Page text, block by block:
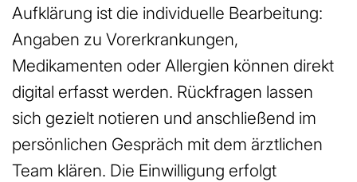
Aufklärung ist die individuelle Bearbeitung:
Angaben zu Vorerkrankungen,
Medikamenten oder Allergien können direkt
digital erfasst werden. Rückfragen lassen
sich gezielt notieren und anschließend im
persönlichen Gespräch mit dem ärztlichen
Team klären. Die Einwilligung erfolgt